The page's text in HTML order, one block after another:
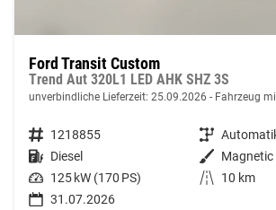
Ford Transit Custom
Trend Aut 320L1 LED AHK SHZ 3S
unverbindliche Lieferzeit: 25.09.2026 Fahrzeug
Fahrzeugnummer 1218855 Getriebe
Kraftstoff Diesel Außenfarbe
Leistung 125 kW (170 PS) Kilometerstand
10 km
31.07.2026